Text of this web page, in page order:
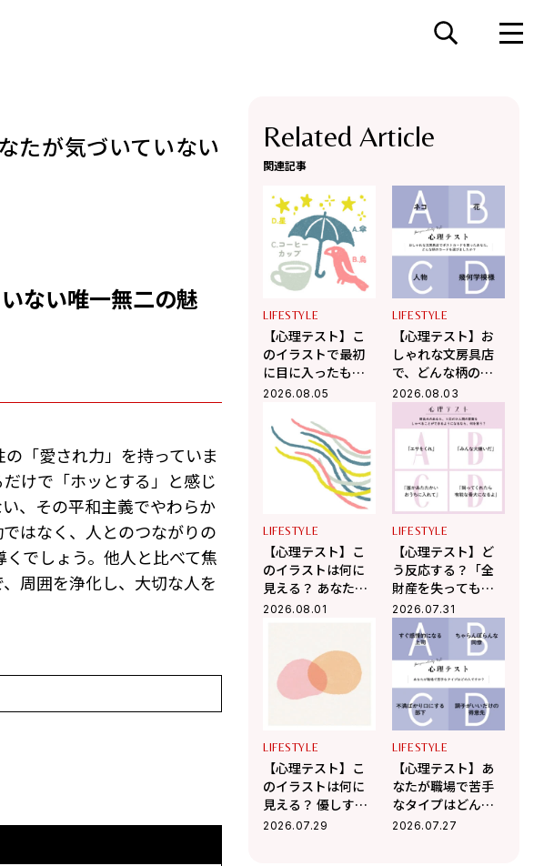
たが気づいていない
ない唯一無二の魅
「愛され力」を持っていま
けで「ホッとする」と感じ
、その平和主義でやわらか
はなく、人とのつながりの
でしょう。他人と比べて焦
周囲を浄化し、大切な人を
Related Article
関連記事
LIFESTYLE
【心理テスト】こ
のイラストで最初
に目に入ったもの
はどれ？ 「あなた
やすいところ」が
わかる！
2026.08.05
LIFESTYLE
【心理テスト】お
しゃれな文房具店
で、どんな柄のポ
ストカードを選び
ましたか？ 「あな
たが心の奥で大切
にしていること」
がわかる！
2026.08.03
LIFESTYLE
【心理テスト】こ
のイラストは何に
見える？ あなたが
無意識に放つ「ま
2026.08.01
LIFESTYLE
【心理テスト】ど
う反応する？「全
財産を失っても残
るモノ」がわか
る！
2026.07.31
LIFESTYLE
【心理テスト】こ
のイラストは何に
見える？ 優しすぎ
て疲れるあなたが
2026.07.29
LIFESTYLE
【心理テスト】あ
なたが職場で苦手
なタイプはどんな
人？ 「将来なるか
2026.07.27